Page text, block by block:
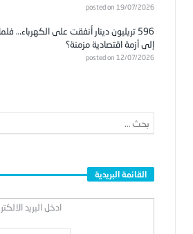
posted on 19/07/2026
596 تريليون دينار أُنفقت على الكهرباء…
إلى أزمة اقتصادية مزمنة؟
posted on 12/07/2026
القائمة البريدية
ادخل البريد